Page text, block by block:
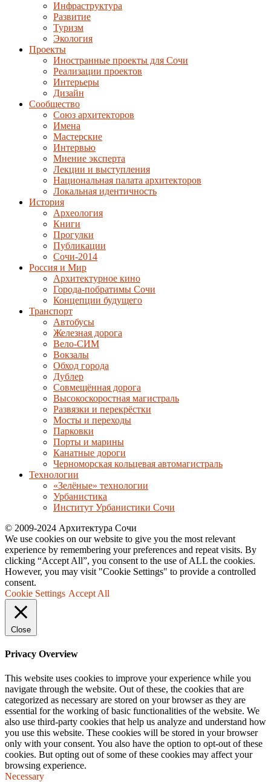
Инфраструктура
Развитие
Туризм
Экология
Проекты
Иностранные проекты для Сочи
Реализации проектов
Интерьеры
Дизайн
Сообщество
Союз архитекторов
Имена
Мастерские
Интервью
Мнение эксперта
Лекции и выступления
Национальная палата архитекторов
Локальная идентичность
История
Археология
Книги
Прогулки
Публикации
Сочи-2014
Россия и Мир
Архитектурное кино
Города-побратимы Сочи
Концепции будущего
Транспорт
Автобусы
Железная дорога
Вело-СИМ
Вокзалы
Обход города
Дублер
Совмещённая дорога
Высокоскоростная магистраль
Развязки и перекрёстки
Мосты и переходы
Парковки
Порты и марины
Канатные дороги
Черноморская кольцевая автомагистраль
Технологии
«Зелёные» технологии
Урбанистика
Институт Урбанистики Сочи
© 2009-2024 Архитектура Сочи
We use cookies on our website to give you the most relevant
experience by remembering your preferences and repeat visits. By
clicking “Accept All”, you consent to the use of ALL the cookies.
However, you may visit "Cookie Settings" to provide a controlled
consent.
Cookie Settings Accept All
Close
Privacy Overview
This website uses cookies to improve your experience while you
navigate through the website. Out of these, the cookies that are
categorized as necessary are stored on your browser as they are
essential for the working of basic functionalities of the website. We
also use third-party cookies that help us analyze and understand how
you use this website. These cookies will be stored in your browser
only with your consent. You also have the option to opt-out of these
cookies. But opting out of some of these cookies may affect your
browsing experience.
Necessary